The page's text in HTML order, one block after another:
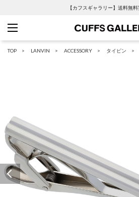
【カフスギャラリー】送料無料
TOP LANVIN ACCESSORY タイピン
Previous